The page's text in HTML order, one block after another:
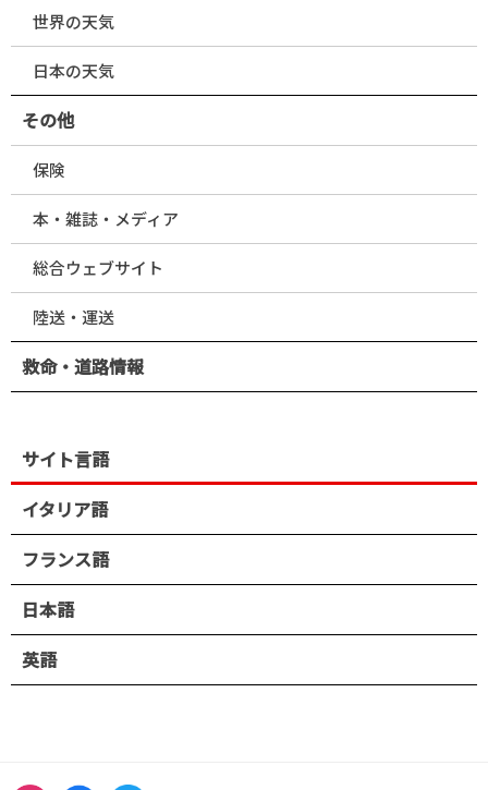
世界の天気
日本の天気
その他
保険
本・雑誌・メディア
総合ウェブサイト
陸送・運送
救命・道路情報
サイト言語
イタリア語
フランス語
日本語
英語